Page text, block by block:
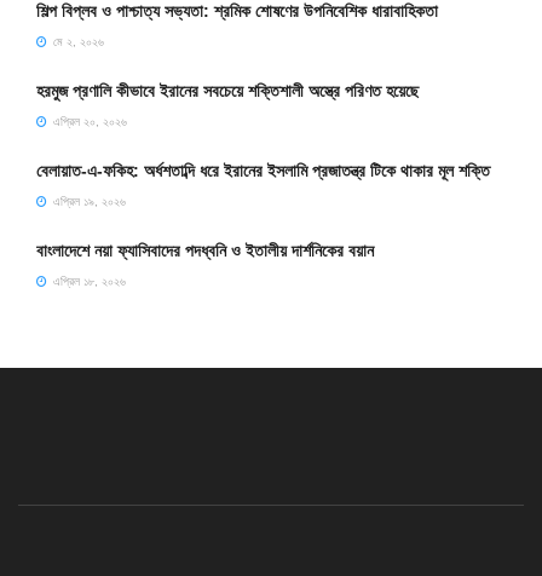
শিল্প বিপ্লব ও পাশ্চাত্য সভ্যতা: শ্রমিক শোষণের উপনিবেশিক ধারাবাহিকতা
মে ২, ২০২৬
হরমুজ প্রণালি কীভাবে ইরানের সবচেয়ে শক্তিশালী অস্ত্রে পরিণত হয়েছে
এপ্রিল ২০, ২০২৬
বেলায়াত-এ-ফকিহ: অর্ধশতাব্দি ধরে ইরানের ইসলামি প্রজাতন্ত্র টিকে থাকার মূল শক্তি
এপ্রিল ১৯, ২০২৬
বাংলাদেশে নয়া ফ্যাসিবাদের পদধ্বনি ও ইতালীয় দার্শনিকের বয়ান
এপ্রিল ১৮, ২০২৬